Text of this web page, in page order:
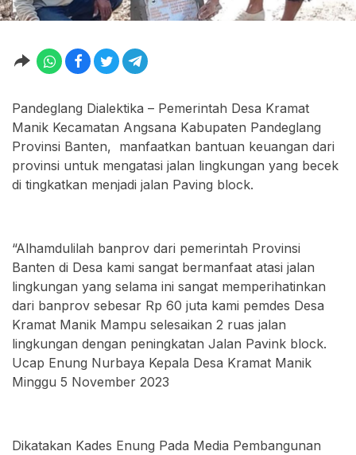
Pandeglang Dialektika – Pemerintah Desa Kramat
Manik Kecamatan Angsana Kabupaten Pandeglang
Provinsi Banten, manfaatkan bantuan keuangan dari
provinsi untuk mengatasi jalan lingkungan yang becek
di tingkatkan menjadi jalan Paving block.
“Alhamdulilah banprov dari pemerintah Provinsi
Banten di Desa kami sangat bermanfaat atasi jalan
lingkungan yang selama ini sangat memperihatinkan
dari banprov sebesar Rp 60 juta kami pemdes Desa
Kramat Manik Mampu selesaikan 2 ruas jalan
lingkungan dengan peningkatan Jalan Pavink block.
Ucap Enung Nurbaya Kepala Desa Kramat Manik
Minggu 5 November 2023
Dikatakan Kades Enung Pada Media Pembangunan